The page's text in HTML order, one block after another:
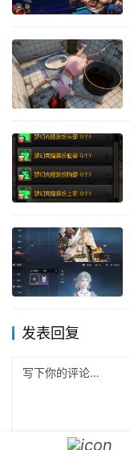
发表回复